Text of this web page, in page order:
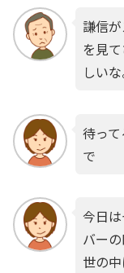
謙信
を見
しいな
待っ
で
今日
バー
世の